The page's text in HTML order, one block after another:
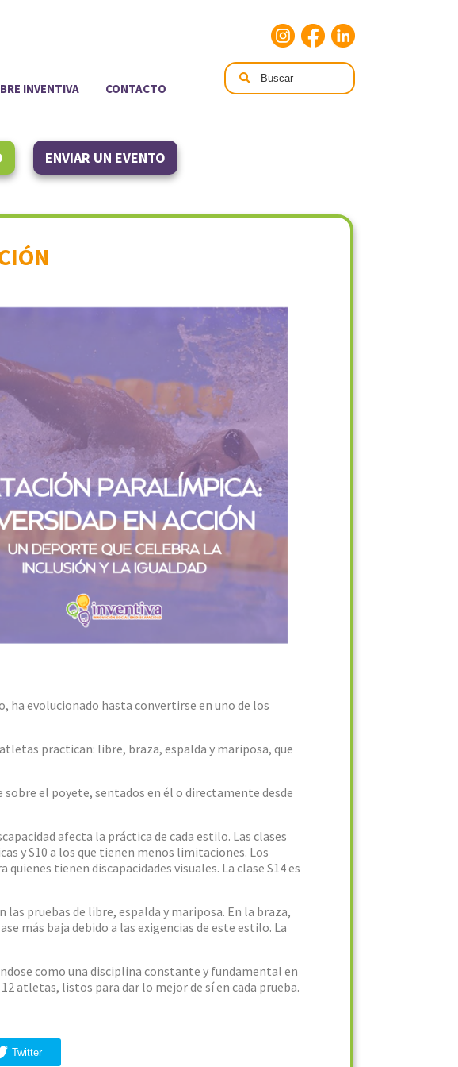
INVENTIVA CONTACTO
ENVIAR UN EVENTO
ha evolucionado hasta convertirse en uno de los
practican: libre, braza, espalda y mariposa, que
el poyete, sentados en él o directamente desde
afecta la práctica de cada estilo. Las clases
y S10 a los que tienen menos limitaciones. Los
tienen discapacidades visuales. La clase S14 es
pruebas de libre, espalda y mariposa. En la braza,
más baja debido a las exigencias de este estilo. La
como una disciplina constante y fundamental en
atletas, listos para dar lo mejor de sí en cada prueba.
Twitter